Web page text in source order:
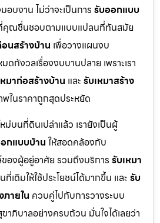
บงาน ไม่ว่าจะเป็นการ รับออกแบบ
คุณชื่นชอบตามแบบแปลนที่ทันสมัย
นสร้างบ้าน เพื่อวางแผนงบ
กังวลเรื่องงบบานปลาย เพราะเรา
มาก่อสร้างบ้าน และ รับเหมาสร้าง
ในราคาถูกสุดประหยัด
ม่บนที่ดินเปล่าแล้ว เรายังเป็นผู้
กแบบบ้าน ให้สอดคล้องกับ
องผู้อยู่อาศัย รวมถึงบริการ รับเหมา
เดิมให้ใช้ประโยชน์ได้มากขึ้น และ รับ
ายใน ควบคู่ไปกับการวางระบบ
าภิบาลอย่างครบถ้วน มั่นใจได้เลยว่า